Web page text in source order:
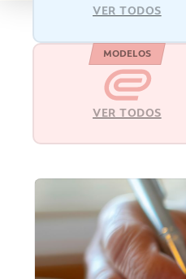
VER TODOS
MODELOS
VER TODOS